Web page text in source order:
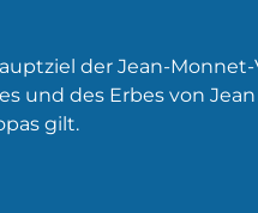
der Jean-
und des Erbes von
gilt.